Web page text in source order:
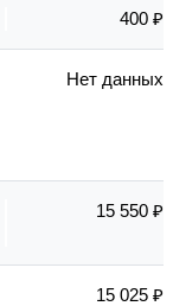
400 ₽
Нет данных
15 550 ₽
15 025 ₽